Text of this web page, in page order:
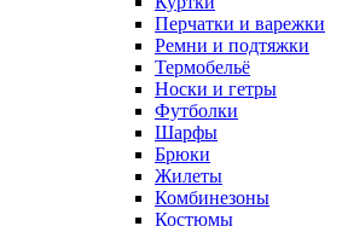
Перчатки и варежки
Ремни и подтяжки
Термобельё
Носки и гетры
Футболки
Шарфы
Брюки
Жилеты
Комбинезоны
Костюмы